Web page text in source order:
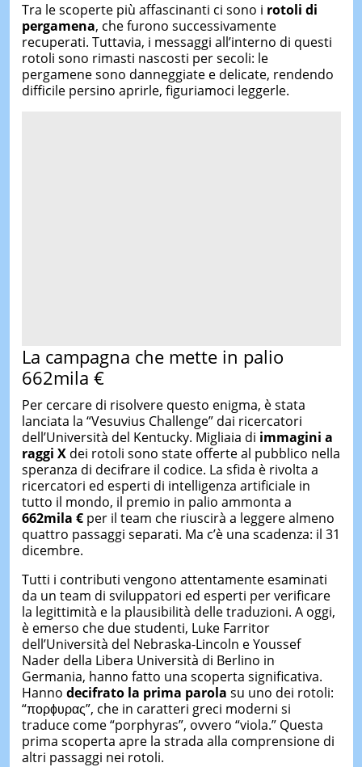
Tra le scoperte più affascinanti ci sono i rotoli di
pergamena, che furono successivamente
recuperati. Tuttavia, i messaggi all’interno di questi
rotoli sono rimasti nascosti per secoli: le
pergamene sono danneggiate e delicate, rendendo
difficile persino aprirle, figuriamoci leggerle.
La campagna che mette in palio
662mila €
Per cercare di risolvere questo enigma, è stata
lanciata la “Vesuvius Challenge” dai ricercatori
dell’Università del Kentucky. Migliaia di immagini a
raggi Xdei rotoli sono state offerte al pubblico nella
speranza di decifrare il codice. La sfida è rivolta a
ricercatori ed esperti di intelligenza artificiale in
tutto il mondo, il premio in palio ammonta a
662mila €per il team che riuscirà a leggere almeno
quattro passaggi separati. Ma c’è una scadenza: il 31
dicembre.
Tutti i contributi vengono attentamente esaminati
da un team di sviluppatori ed esperti per verificare
la legittimità e la plausibilità delle traduzioni. A oggi,
è emerso che due studenti, Luke Farritor
dell’Università del Nebraska-Lincoln e Youssef
Nader della Libera Università di Berlino in
Germania, hanno fatto una scoperta significativa.
Hanno decifrato la prima parola su uno dei rotoli:
“πορϕυρας”, che in caratteri greci moderni si
traduce come “porphyras”, ovvero “viola.” Questa
prima scoperta apre la strada alla comprensione di
altri passaggi nei rotoli.